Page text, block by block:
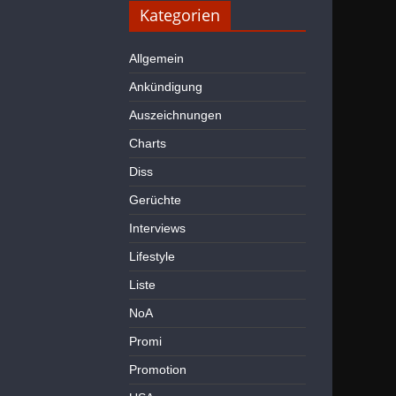
Kategorien
Allgemein
Ankündigung
Auszeichnungen
Charts
Diss
Gerüchte
Interviews
Lifestyle
Liste
NoA
Promi
Promotion